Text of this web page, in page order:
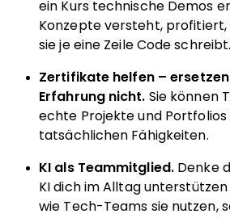
ein Kurs technische Demos
Konzepte versteht, profitiert,
sie je eine Zeile Code schreibt.
Zertifikate helfen –
Erfahrung nicht. Sie können
echte Projekte und Portfolios
tatsächlichen Fähigkeiten.
KI als Teammitglied. Denke
KI dich im Alltag
wie Tech-Teams sie nutzen,